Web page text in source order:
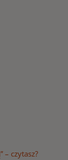
– czytasz?